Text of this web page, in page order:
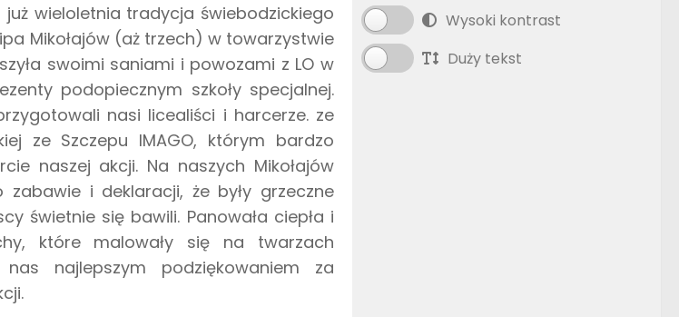
wieloletnia tradycja świebodzickiego
Mikołajów (aż trzech) w towarzystwie
swoimi saniami i powozami z LO w
podopiecznym szkoły specjalnej.
nasi licealiści i harcerze. ze
ze Szczepu IMAGO, którym bardzo
naszej akcji. Na naszych Mikołajów
zabawie i deklaracji, że były grzeczne
świetnie się bawili. Panowała ciepła i
które malowały się na twarzach
najlepszym podziękowaniem za
Wysoki kontrast
Duży tekst